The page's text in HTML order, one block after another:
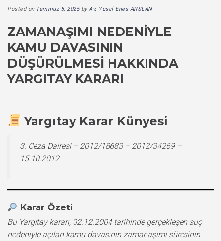
Posted on Temmuz 5, 2025byAv. Yusuf Enes ARSLAN
ZAMANAŞIMI NEDENIYLE
KAMU DAVASININ
DÜŞÜRÜLMESI HAKKINDA
YARGITAY KARARI
Yargıtay Karar Künyesi
3. Ceza Dairesi – 2012/18683 – 2012/34269 –
15.10.2012
Karar Özeti
Bu Yargıtay kararı, 02.12.2004 tarihinde gerçekleşen suç
nedeniyle açılan kamu davasının zamanaşımı süresinin